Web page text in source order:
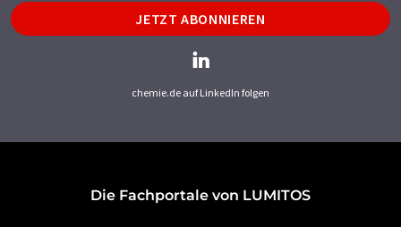
JETZT ABONNIEREN
chemie.de auf LinkedIn folgen
Die Fachportale von LUMITOS